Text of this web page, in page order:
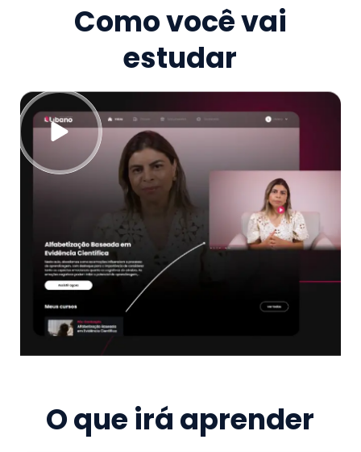
Como você vai
estudar
O que irá aprender